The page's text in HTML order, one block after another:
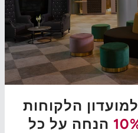
הלקוחות
הנחה על כל